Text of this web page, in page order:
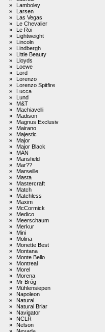
»
Lamboley
»
Larsen
»
Las Vegas
»
Le Chevalier
»
Le Roi
»
Lightweight
»
Lincoln
»
Lindbergh
»
Little Beauty
»
Lloyds
»
Loewe
»
Lord
»
Lorenzo
»
Lorenzo Spitfire
»
Lucca
»
Lund
»
M&T
»
Machiavelli
»
Madison
»
Magnus Exclusiv
»
Mairano
»
Majestic
»
Major
»
Major Black
»
MAN
»
Mansfield
»
Mar??
»
Marseille
»
Masta
»
Mastercraft
»
Match
»
Matchless
»
Maxim
»
McCormick
»
Medico
»
Meerschaum
»
Merkur
»
Mini
»
Molina
»
Monette Best
»
Montana
»
Monte Bello
»
Montreal
»
Morel
»
Morena
»
Mr Bróg
»
Mühlensiepen
»
Napoleon
»
Natural
»
Natural Briar
»
Navigator
»
NCLR
»
Nelson